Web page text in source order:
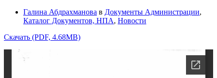
Галина Абдрахманова в Документы Администрации,
Каталог Документов, НПА, Новости
Скачать (PDF, 4.68MB)